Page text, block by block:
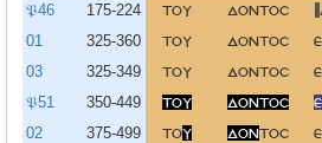
𝔓46 175-224 του δοντοσ
01 325-360 του δοντοσ
03 325-349 του δοντοσ
𝔓51 350-449 του δοντοσ
02 375-499 του δοντοσ